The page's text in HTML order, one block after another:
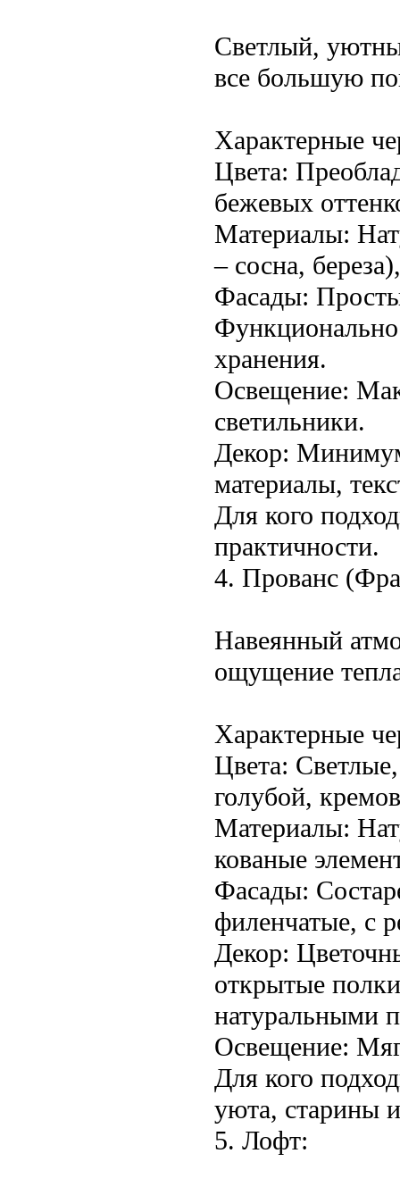
Светлый,
все большую
Характерные
Цвета:
бежевых
Материалы:
– сосна,
Фасады:
хранения.
Освещение:
светильники.
Декор:
материалы,
Для кого
практичности.
4. Прованс
Навеянный
ощущение
Характерные
Цвета:
голубой,
Материалы:
кованые
Фасады:
филенчатые, с
Декор:
открытые
натуральными
Освещение:
Для кого
уюта, старины
5. Лофт: